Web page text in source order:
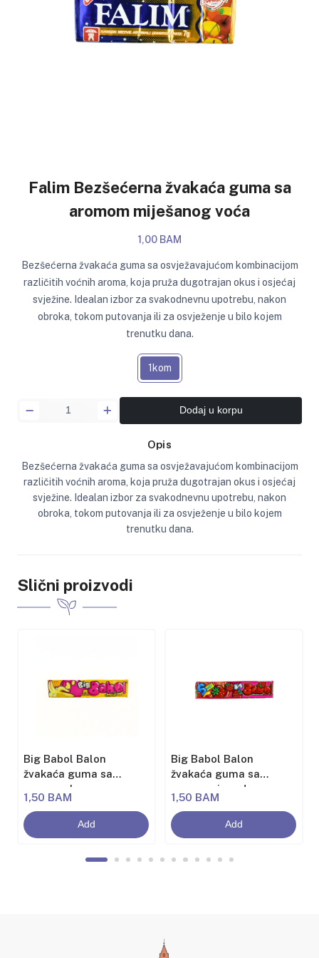
Falim Bezšećerna žvakaća guma sa
aromom miješanog voća
1,00 BAM
Bezšećerna žvakaća guma sa osvježavajućom kombinacijom
različitih voćnih aroma, koja pruža dugotrajan okus i osjećaj
svježine. Idealan izbor za svakodnevnu upotrebu, nakon
obroka, tokom putovanja ili za osvježenje u bilo kojem
trenutku dana.
1kom
Dodaj u korpu
Opis
Bezšećerna žvakaća guma sa osvježavajućom kombinacijom
različitih voćnih aroma, koja pruža dugotrajan okus i osjećaj
svježine. Idealan izbor za svakodnevnu upotrebu, nakon
obroka, tokom putovanja ili za osvježenje u bilo kojem
trenutku dana.
Slični proizvodi
Big Babol Balon
žvakaća guma sa
aromom banane
1,50 BAM
Add
Big Babol Balon
žvakaća guma sa
aromom jagode
1,50 BAM
Add